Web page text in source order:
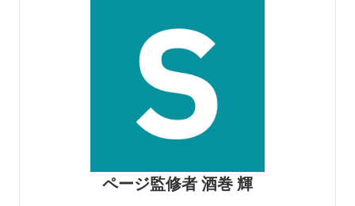
ページ監修者 酒巻 輝